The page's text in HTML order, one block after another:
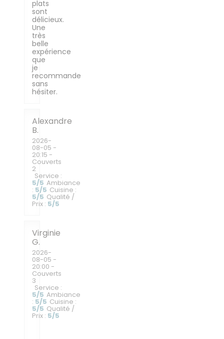
plats
sont
délicieux.
Une
très
belle
expérience
que
je
recommande
sans
hésiter.
Alexandre
B
2026-
08-05 -
20:15 -
Couverts
2
Service :
5/5 Ambiance
: 5/5 Cuisine :
5/5 Qualité /
Prix : 5/5
Virginie
G
2026-
08-05 -
20:00 -
Couverts
3
Service :
5/5 Ambiance
: 5/5 Cuisine :
5/5 Qualité /
Prix : 5/5